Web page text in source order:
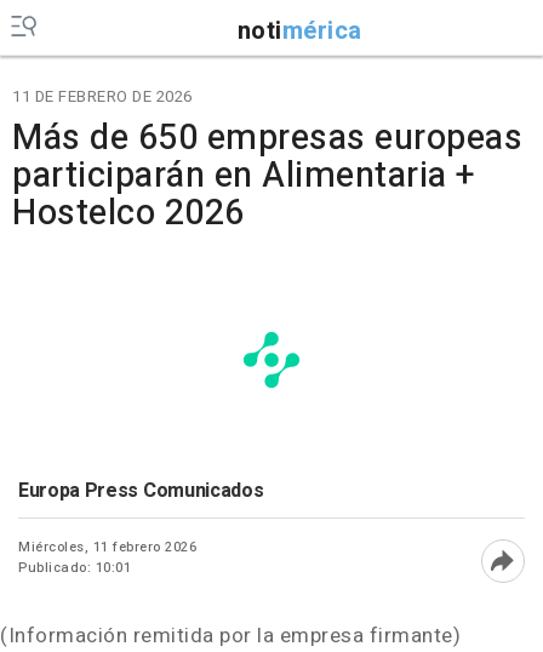
notimérica
11 DE FEBRERO DE 2026
Más de 650 empresas europeas
participarán en Alimentaria +
Hostelco 2026
Europa Press Comunicados
Miércoles, 11 febrero 2026
Publicado: 10:01
(Información remitida por la empresa firmante)